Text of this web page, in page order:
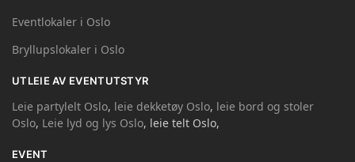
Eventlokaler i Oslo
Bryllupslokaler i Oslo
UTLEIE AV EVENTUTSTYR
Leie partylelt Oslo, leie dekketøy Oslo, leie bord og stoler
Oslo, Leie lyd og lys Oslo, leie telt Oslo,
EVENT